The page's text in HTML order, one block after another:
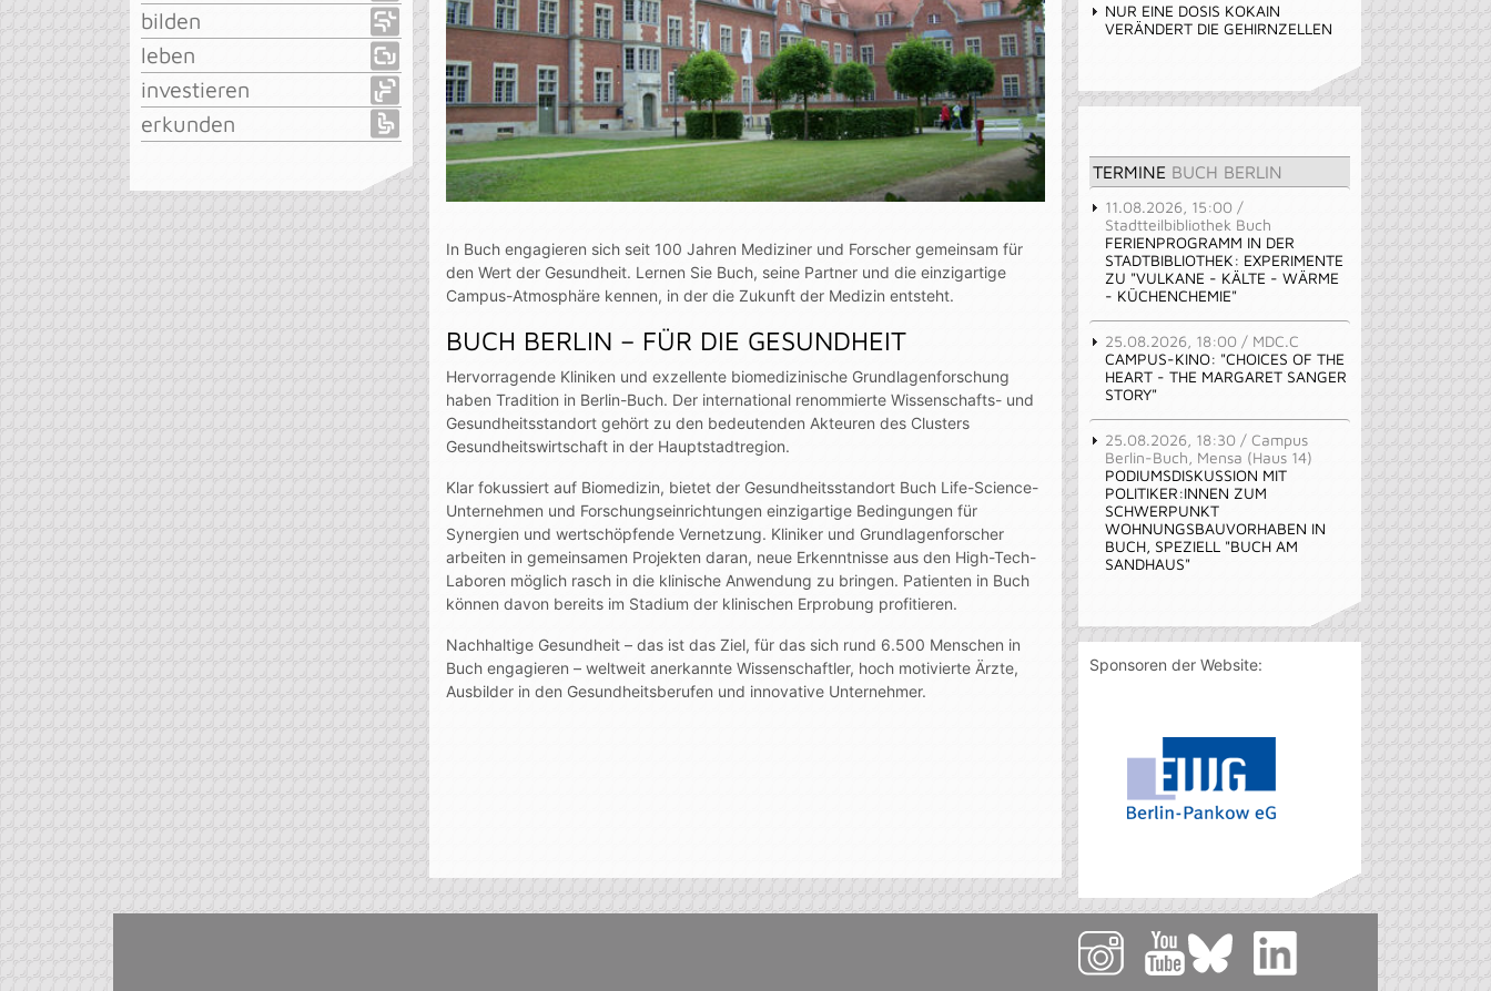
bilden
leben
investieren
erkunden
In Buch engagieren sich seit 100 Jahren Mediziner und Forscher gemeinsam für
den Wert der Gesundheit. Lernen Sie Buch, seine Partner und die einzigartige
Campus-Atmosphäre kennen, in der die Zukunft der Medizin entsteht.
BUCH BERLIN – FÜR DIE GESUNDHEIT
Hervorragende Kliniken und exzellente biomedizinische Grundlagenforschung
haben Tradition in Berlin-Buch. Der international renommierte Wissenschafts- und
Gesundheitsstandort gehört zu den bedeutenden Akteuren des Clusters
Gesundheitswirtschaft in der Hauptstadtregion.
Klar fokussiert auf Biomedizin, bietet der Gesundheitsstandort Buch Life-Science-
Unternehmen und Forschungseinrichtungen einzigartige Bedingungen für
Synergien und wertschöpfende Vernetzung. Kliniker und Grundlagenforscher
arbeiten in gemeinsamen Projekten daran, neue Erkenntnisse aus den High-Tech-
Laboren möglich rasch in die klinische Anwendung zu bringen. Patienten in Buch
können davon bereits im Stadium der klinischen Erprobung profitieren.
Nachhaltige Gesundheit – das ist das Ziel, für das sich rund 6.500 Menschen in
Buch engagieren – weltweit anerkannte Wissenschaftler, hoch motivierte Ärzte,
Ausbilder in den Gesundheitsberufen und innovative Unternehmer.
NUR EINE DOSIS KOKAIN
VERÄNDERT DIE GEHIRNZELLEN
TERMINE BUCH BERLIN
11.08.2026, 15:00 /
Stadtteilbibliothek Buch
FERIENPROGRAMM IN DER
STADTBIBLIOTHEK: EXPERIMENTE
ZU "VULKANE - KÄLTE - WÄRME
- KÜCHENCHEMIE"
25.08.2026, 18:00 / MDC.C
CAMPUS-KINO: "CHOICES OF THE
HEART - THE MARGARET SANGER
STORY"
25.08.2026, 18:30 / Campus
Berlin-Buch, Mensa (Haus 14)
PODIUMSDISKUSSION MIT
POLITIKER:INNEN ZUM
SCHWERPUNKT
WOHNUNGSBAUVORHABEN IN
BUCH, SPEZIELL "BUCH AM
SANDHAUS"
Sponsoren der Website: